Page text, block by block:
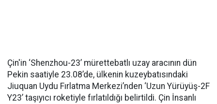
Çin'in ‘Shenzhou-23’ mürettebatlı uzay aracının dün
Pekin saatiyle 23.08’de, ülkenin kuzeybatısındaki
Jiuquan Uydu Fırlatma Merkezi’nden ‘Uzun Yürüyüş-2F
Y23’ taşıyıcı roketiyle fırlatıldığı belirtildi. Çin İnsanlı